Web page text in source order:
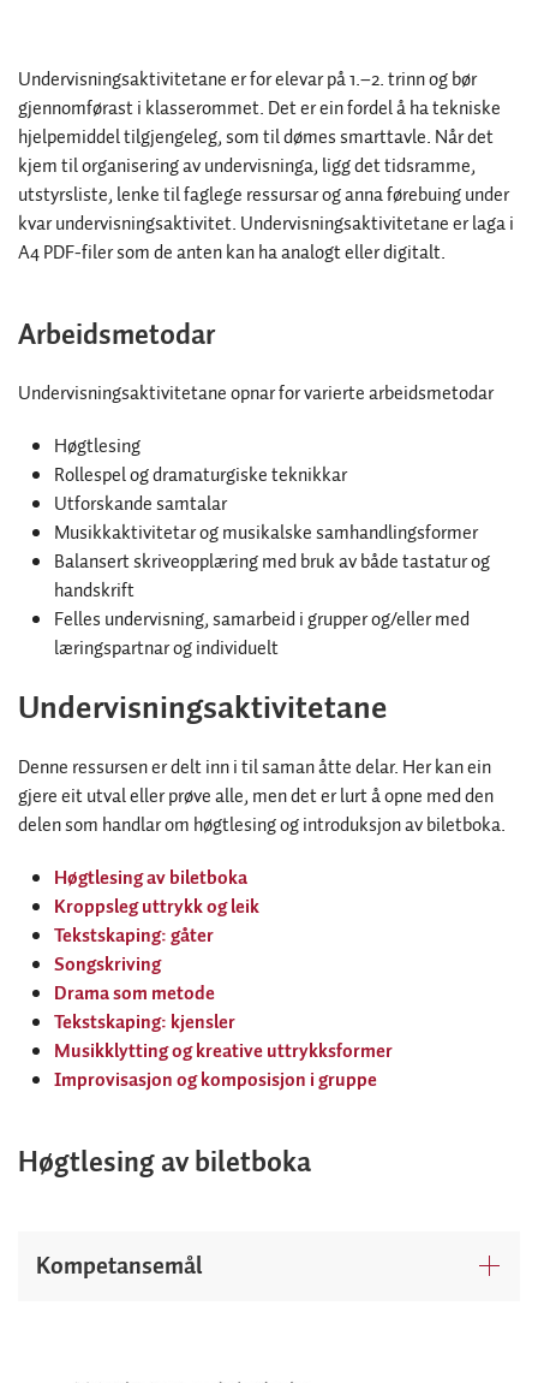
Undervisningsaktivitetane er for elevar på 1.–2. trinn og bør
gjennomførast i klasserommet. Det er ein fordel å ha tekniske
hjelpemiddel tilgjengeleg, som til dømes smarttavle. Når det
kjem til organisering av undervisninga, ligg det tidsramme,
utstyrsliste, lenke til faglege ressursar og anna førebuing under
kvar undervisningsaktivitet. Undervisningsaktivitetane er laga i
A4 PDF-filer som de anten kan ha analogt eller digitalt.
Arbeidsmetodar
Undervisningsaktivitetane opnar for varierte arbeidsmetodar
Høgtlesing
Rollespel og dramaturgiske teknikkar
Utforskande samtalar
Musikkaktivitetar og musikalske samhandlingsformer
Balansert skriveopplæring med bruk av både tastatur og
handskrift
Felles undervisning, samarbeid i grupper og/eller med
læringspartnar og individuelt
Undervisningsaktivitetane
Denne ressursen er delt inn i til saman åtte delar. Her kan ein
gjere eit utval eller prøve alle, men det er lurt å opne med den
delen som handlar om høgtlesing og introduksjon av biletboka. ​
Høgtlesing av biletboka
Kroppsleg uttrykk og leik
Tekstskaping: gåter
Songskriving
Drama som metode
Tekstskaping: kjensler
Musikklytting og kreative uttrykksformer
Improvisasjon og komposisjon i gruppe
Høgtlesing av biletboka
Kompetansemål